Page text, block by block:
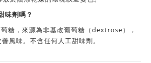
味劑嗎？
糖，來源為非基改葡萄糖（ dextrose ），
風味。不含任何人工甜味劑。